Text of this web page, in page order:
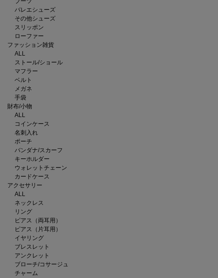
バレエシューズ
その他シューズ
スリッポン
ローファー
ファッション雑貨
ALL
ストール/ショール
マフラー
ベルト
メガネ
手袋
財布/小物
ALL
コインケース
名刺入れ
ポーチ
バンダナ/スカーフ
キーホルダー
ウォレットチェーン
カードケース
アクセサリー
ALL
ネックレス
リング
ピアス（両耳用）
ピアス（片耳用）
イヤリング
ブレスレット
アンクレット
ブローチ/コサージュ
チャーム